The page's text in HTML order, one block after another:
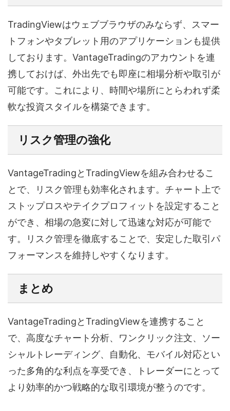
TradingViewはウェブブラウザのみならず、スマー
トフォンやタブレット用のアプリケーションも提供
しております。VantageTradingのアカウントを連
携しておけば、外出先でも即座に相場分析や取引が
可能です。これにより、時間や場所にとらわれず柔
軟な投資スタイルを構築できます。
リスク管理の強化
VantageTradingとTradingViewを組み合わせるこ
とで、リスク管理も効率化されます。チャート上で
ストップロスやテイクプロフィットを設定すること
ができ、相場の急変に対して迅速な対応が可能で
す。リスク管理を徹底することで、安定した取引パ
フォーマンスを維持しやすくなります。
まとめ
VantageTradingとTradingViewを連携すること
で、高度なチャート分析、ワンクリック注文、ソー
シャルトレーディング、自動化、モバイル対応とい
った多角的な利点を享受でき、トレーダーにとって
より効率的かつ戦略的な取引環境が整うのです。